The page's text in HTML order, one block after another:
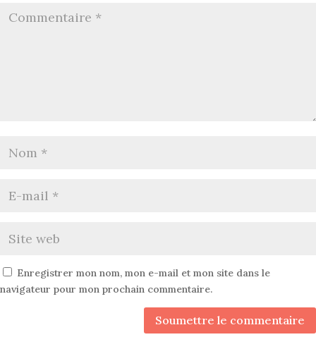
Enregistrer mon nom, mon e-mail et mon site dans le
navigateur pour mon prochain commentaire.
Soumettre le commentaire